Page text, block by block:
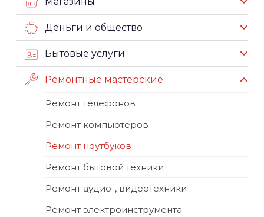
Деньги и общество
Бытовые услуги
Ремонтные мастерские
Ремонт телефонов
Ремонт компьютеров
Ремонт ноутбуков
Ремонт бытовой техники
Ремонт аудио-, видеотехники
Ремонт электроинструмента